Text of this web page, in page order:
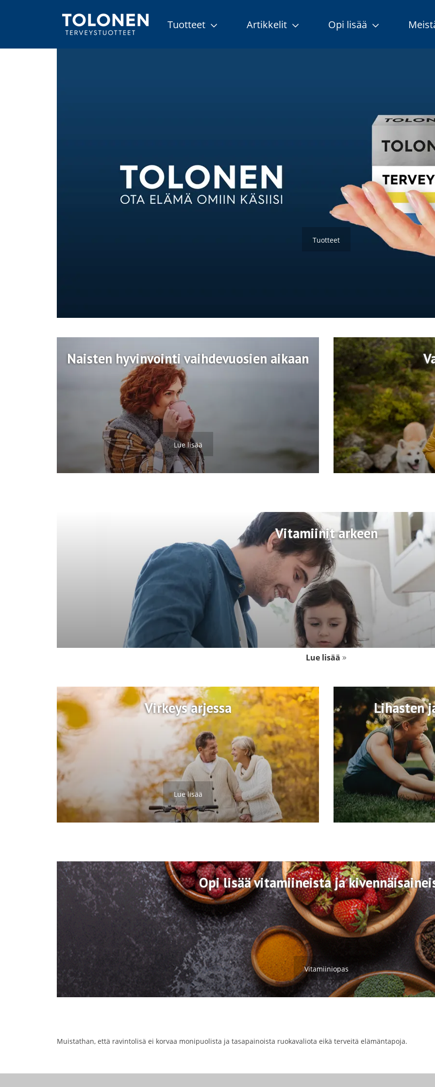
Tuotteet Artikkelit Opi lisää
Tuotteet
Naisten hyvinvointi vaihdevuosien aikaan
Lue lisää
Vitamiinit arkeen
Lue lisää
Virkeys arjessa
Lue lisää
Lihasten
Opi lisää vitamiineista ja
Vitamiiniopas
Muistathan, että ravintolisä ei korvaa monipuolista ja tasapainoista ruokavaliota eikä terveitä elämäntapoja.